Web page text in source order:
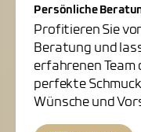
Persönliche
Profitieren Sie
Beratung und
erfahrenen
perfekte
Wünsche und